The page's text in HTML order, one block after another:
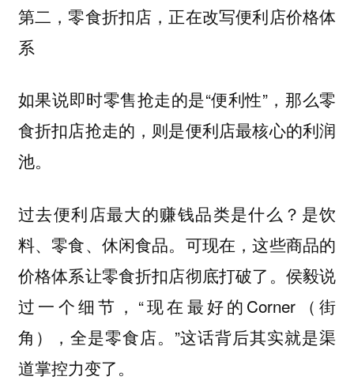
第二，零食折扣店，正在改写便利店价格体
系
如果说即时零售抢走的是“便利性”，那么零
食折扣店抢走的，则是便利店最核心的利润
池。
过去便利店最大的赚钱品类是什么？是饮
料、零食、休闲食品。可现在，这些商品的
价格体系让零食折扣店彻底打破了。侯毅说
过一个细节，“现在最好的Corner（街
角），全是零食店。”这话背后其实就是渠
道掌控力变了。